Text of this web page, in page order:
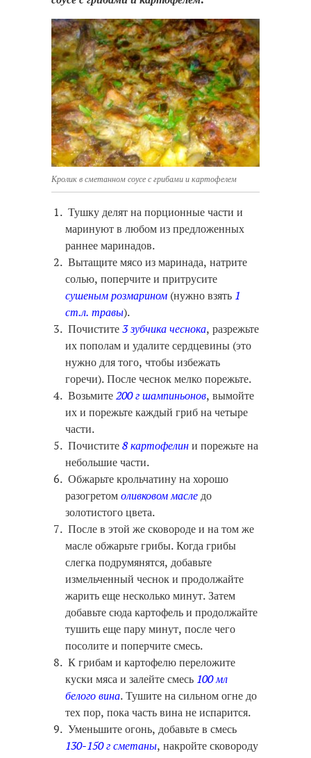
Кролик в сметанном соусе с грибами и картофелем
Тушку делят на порционные части и
маринуют в любом из предложенных
раннее маринадов.
Вытащите мясо из маринада, натрите
солью, поперчите и притрусите
сушеным розмарином (нужно взять 1
ст.л. травы).
Почистите3 зубчика чеснока, разрежьте
их пополам и удалите сердцевины (это
нужно для того, чтобы избежать
горечи). После чеснок мелко порежьте.
Возьмите200 г шампиньонов, вымойте
их и порежьте каждый гриб на четыре
части.
Почистите8 картофелини порежьте на
небольшие части.
Обжарьте крольчатину на хорошо
разогретомоливковом маследо
золотистого цвета.
После в этой же сковороде и на том же
масле обжарьте грибы. Когда грибы
слегка подрумянятся, добавьте
измельченный чеснок и продолжайте
жарить еще несколько минут. Затем
добавьте сюда картофель и продолжайте
тушить еще пару минут, после чего
посолите и поперчите смесь.
К грибам и картофелю переложите
куски мяса и залейте смесь 100 мл
белого вина. Тушите на сильном огне до
тех пор, пока часть вина не испарится.
Уменьшите огонь, добавьте в смесь
130-150 г сметаны, накройте сковороду